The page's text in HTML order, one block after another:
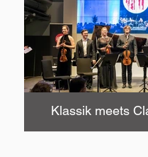
Klassik meets